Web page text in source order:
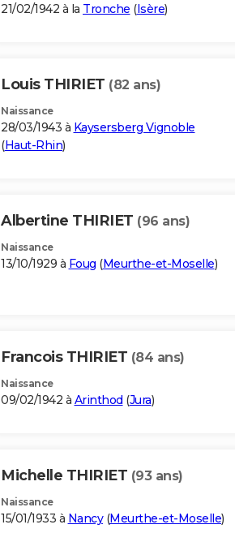
21/02/1942 à la Tronche (Isère)
Louis THIRIET (82 ans)
Naissance
28/03/1943 à Kaysersberg Vignoble
(Haut-Rhin)
Albertine THIRIET (96 ans)
Naissance
13/10/1929 à Foug (Meurthe-et-Moselle)
Francois THIRIET (84 ans)
Naissance
09/02/1942 à Arinthod (Jura)
Michelle THIRIET (93 ans)
Naissance
15/01/1933 à Nancy(Meurthe-et-Moselle)